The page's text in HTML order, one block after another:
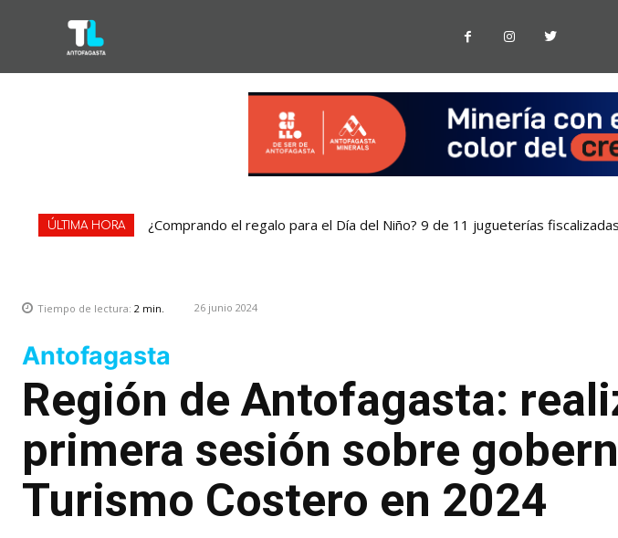
ÚLTIMA HORA ¿Comprando el regalo para el Día del Niño? 9 de 11 jugueterías
Tiempo de lectura: 2 min. 26 junio 2024
Antofagasta
Región de Antofagasta:
primera sesión sobre
Turismo Costero en 2024